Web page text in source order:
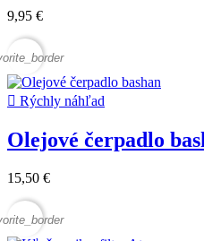
9,95 €
 Rýchly náhľad
Olejové čerpadlo
15,50 €